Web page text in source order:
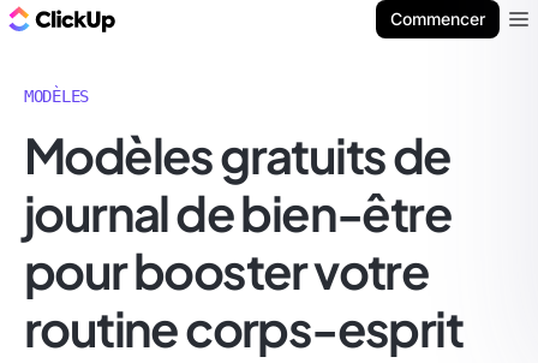
Commencer
MODÈLES
Modèles gratuits de
journal de bien-être
pour booster votre
routine corps-esprit